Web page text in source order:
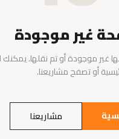
غير موجودة
غير موجودة أو تم نقلها. يمكنك
أو تصفح مشاريعنا.
مشاريعنا